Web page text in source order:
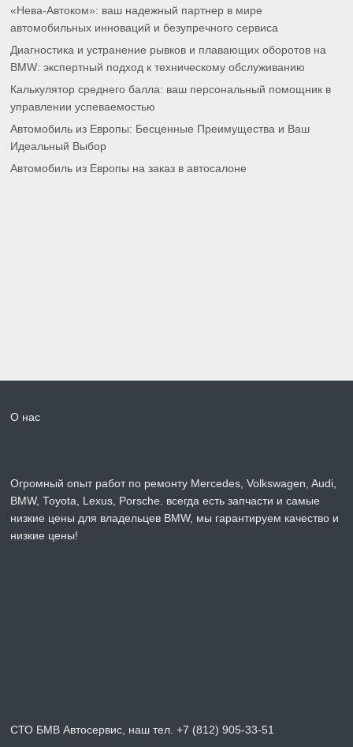
«Нева-Автоком»: ваш надежный партнер в мире
автомобильных инноваций и безупречного сервиса
Диагностика и устранение рывков и плавающих оборотов на
BMW: экспертный подход к техническому обслуживанию
Калькулятор среднего балла: ваш персональный помощник в
управлении успеваемостью
Автомобиль из Европы: Бесценные Преимущества и Ваш
Идеальный Выбор
Автомобиль из Европы на заказ в автосалоне
О нас
Огромный опыт работ по ремонту Mercedes, Volkswagen, Audi,
BMW, Toyota, Lexus, Porsche. всегда есть запчасти и самые
низкие цены для владельцев BMW, мы гарантируем качество и
низкие цены!
СТО БМВ Автосервис, наш тел. +7 (812) 905-33-51